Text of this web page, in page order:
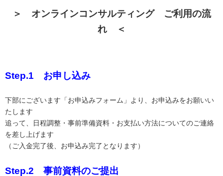
＞ オンラインコンサルティング ご利用の流
れ ＜
Step.1 お申し込み
下部にございます「お申込みフォーム」より、お申込みをお願いい
たします
追って、日程調整・事前準備資料・お支払い方法についてのご連絡
を差し上げます
（ご入金完了後、お申込み完了となります）
Step.2 事前資料のご提出